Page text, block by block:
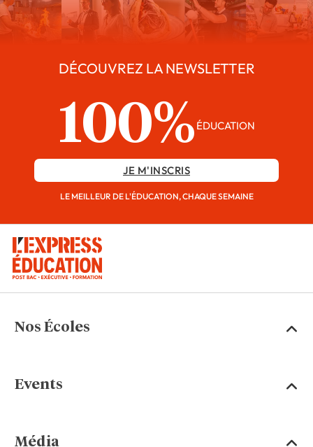
DÉCOUVREZ LA NEWSLETTER
100% ÉDUCATION
JE M'INSCRIS
LE MEILLEUR DE L'ÉDUCATION, CHAQUE SEMAINE
Nos Écoles
Events
Média